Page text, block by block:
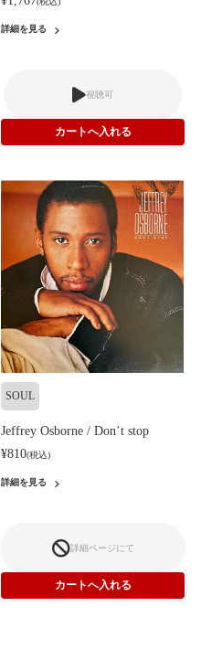
詳細を見る
視聴可
SOUL
Jeffrey Osborne / Don’t stop
¥810(税込)
詳細を見る
詳細ページにて